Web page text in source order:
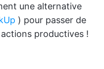
une alternative
) pour passer de
productives !